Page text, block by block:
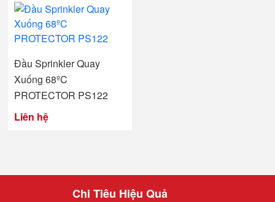
Đầu Sprinkler Quay
Xuống 68ºC
PROTECTOR PS122
Liên hệ
Chi Tiêu Hiệu Quả